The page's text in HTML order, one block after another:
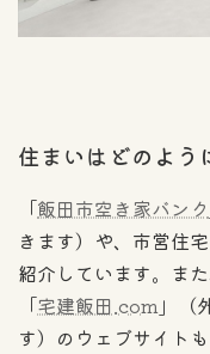
住まいはどのよう
「飯田市空き家バンク
きます）や、市営住
紹介しています。ま
「宅建飯田.com」（
す）のウェブサイト